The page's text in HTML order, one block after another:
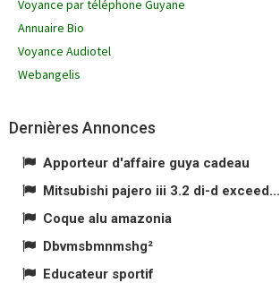
Voyance par téléphone Guyane
Annuaire Bio
Voyance Audiotel
Webangelis
Dernières Annonces
Apporteur d'affaire guya cadeau
Mitsubishi pajero iii 3.2 di-d exceed...
Coque alu amazonia
Dbvmsbmnmshg²
Educateur sportif